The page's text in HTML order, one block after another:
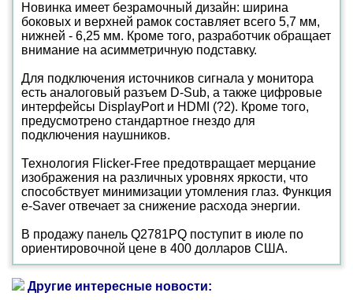
Новинка имеет безрамочный дизайн: ширина
боковых и верхней рамок составляет всего 5,7 мм,
нижней - 6,25 мм. Кроме того, разработчик обращает
внимание на асимметричную подставку.
Для подключения источников сигнала у монитора
есть аналоговый разъем D-Sub, а также цифровые
интерфейсы DisplayPort и HDMI (?2). Кроме того,
предусмотрено стандартное гнездо для
подключения наушников.
Технология Flicker-Free предотвращает мерцание
изображения на различных уровнях яркости, что
способствует минимизации утомления глаз. Функция
e-Saver отвечает за снижение расхода энергии.
В продажу панель Q2781PQ поступит в июле по
ориентировочной цене в 400 долларов США.
Другие интересные новости: